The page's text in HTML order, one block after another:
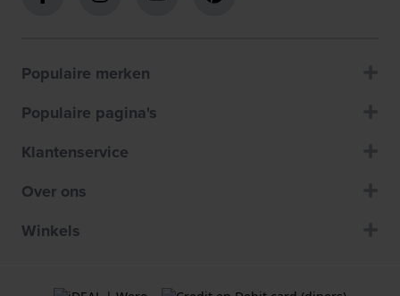
Populaire merken
Populaire pagina's
Klantenservice
Over ons
Winkels